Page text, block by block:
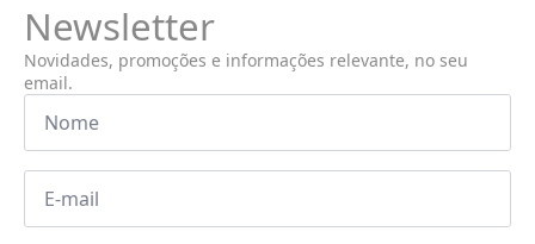
Newsletter
Novidades, promoções e informações relevante, no seu
email.
Nome
Email